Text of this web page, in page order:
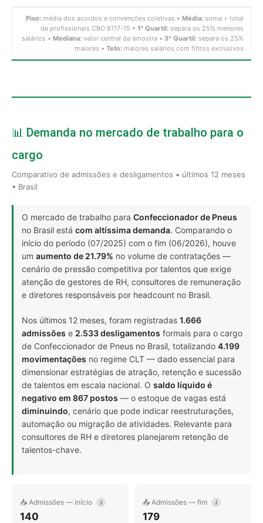
Piso: média dos acordos e convenções coletivas • Média: soma ÷ total
de profissionais CBO 8117-15 • 1º Quartil: separa os 25% menores
salários • Mediana: valor central da amostra • 3º Quartil: separa os 25%
maiores • Teto: maiores salários com filtros exclusivos
📊 Demanda no mercado de trabalho para o
cargo
Comparativo de admissões e desligamentos • últimos 12 meses
• Brasil
O mercado de trabalho para Confeccionador de Pneus
no Brasil está com altíssima demanda. Comparando o
início do período (07/2025) com o fim (06/2026), houve
um aumento de 21.79% no volume de contratações —
cenário de pressão competitiva por talentos que exige
atenção de gestores de RH, consultores de remuneração
e diretores responsáveis por headcount no Brasil.
Nos últimos 12 meses, foram registradas 1.666
admissões e 2.533 desligamentos formais para o cargo
de Confeccionador de Pneus no Brasil, totalizando 4.199
movimentações no regime CLT — dado essencial para
dimensionar estratégias de atração, retenção e sucessão
de talentos em escala nacional. O saldo líquido é
negativo em 867 postos — o estoque de vagas está
diminuindo, cenário que pode indicar reestruturações,
automação ou migração de atividades. Relevante para
consultores de RH e diretores planejarem retenção de
talentos-chave.
📥 Admissões — início i
140
📤 Admissões — fim i
179